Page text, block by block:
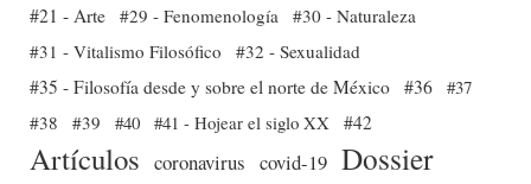
#21 - Arte #29 - Fenomenología
#30 - Naturaleza
#31 - Vitalismo Filosófico
#32 - Sexualidad
#35 - Filosofía desde y sobre el norte de México #36 #37
#38
#39 #40 #41 - Hojear el siglo XX #42
Artículos coronavirus covid-19 Dossier